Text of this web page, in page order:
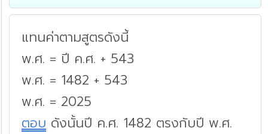
แทนค่าตามสูตรดังนี้
พ.ศ. = ปี ค.ศ. + 543
พ.ศ. = 1482 + 543
พ.ศ. = 2025
ตอบ ดังนั้นปี ค.ศ. 1482 ตรงกับปี พ.ศ.